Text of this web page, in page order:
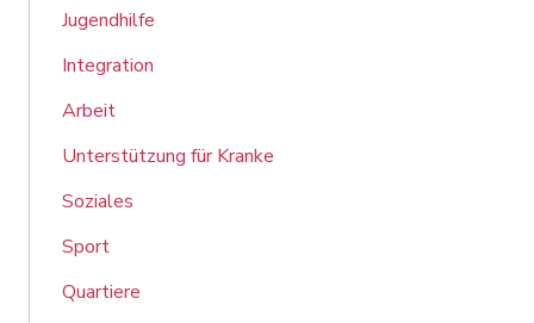
Jugendhilfe
Integration
Arbeit
Unterstützung für Kranke
Soziales
Sport
Quartiere